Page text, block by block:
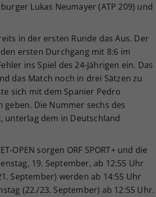
Lukas Neumayer (ATP 209) und
in der ersten Runde das Aus. Der
ersten Durchgang mit 8:6 im
ins Spiel des 24-Jährigen ein. Das
das Match noch in drei Sätzen zu
sich mit dem Spanier Pedro
geben. Die Nummer sechs des
unterlag dem in Deutschland
OPEN sorgen ORF SPORT+ und die
19. September, ab 12:55 Uhr
September) werden ab 14:55 Uhr
(22./23. September) ab 12:55 Uhr.